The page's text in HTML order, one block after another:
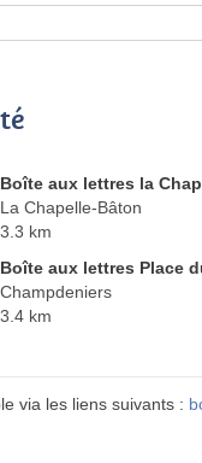
Boîte aux lettres la
La Chapelle-Bâton
3.3 km
Boîte aux lettres Place
Champdeniers
3.4 km
via les liens suivants :